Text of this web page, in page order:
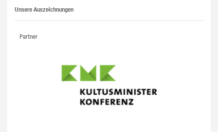
Unsere Auszeichnungen
Partner